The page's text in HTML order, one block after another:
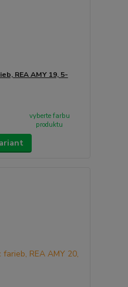
REA AMY 19, 5-
vyberte farbu
produktu